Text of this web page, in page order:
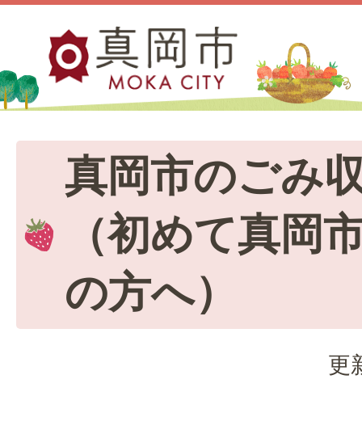
真岡市のごみ
（初めて真岡
の方へ）
更